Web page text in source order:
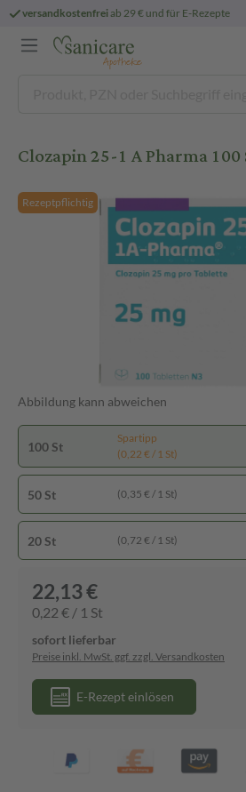
Clozapin 25-1 A Pharma
Rezeptpflichtig
Abbildung kann abweichen
100 St
Spartipp
(0,22 € / 1 St)
50 St (0,35 € / 1 St)
20 St (0,72 € / 1 St)
22,13 €
0,22 € / 1 St
sofort lieferbar
Preise inkl. MwSt. ggf. zzgl. Versandkosten
E-Rezept einlösen